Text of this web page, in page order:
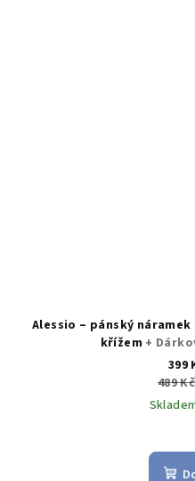
Alessio – pánský náramek
křížem +
399
489 Kč